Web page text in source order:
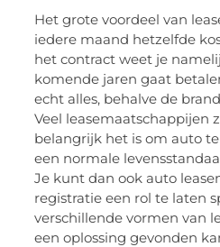
Het grote voordeel van
iedere maand hetzelfde
het contract weet je
komende jaren gaat
echt alles, behalve de
Veel leasemaatschappijen
belangrijk het is om auto
een normale
Je kunt dan ook auto
registratie een rol te laten
verschillende vormen van
een oplossing gevonden